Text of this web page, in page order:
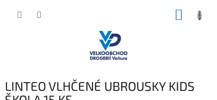
LINTEO VLHČENÉ UBROUSKY KIDS